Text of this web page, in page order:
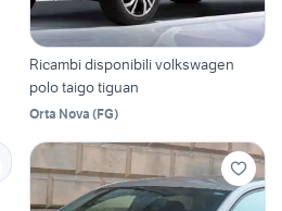
Ricambi disponibili volkswagen
polo taigo tiguan
Orta Nova (FG)